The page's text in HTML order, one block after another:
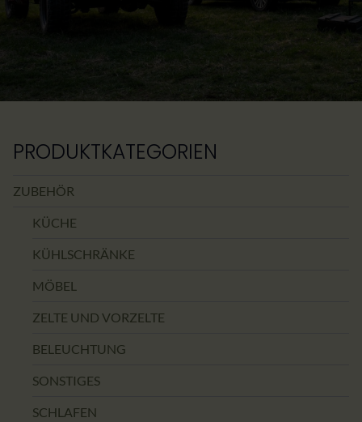
PRODUKTKATEGORIEN
ZUBEHÖR
KÜCHE
KÜHLSCHRÄNKE
MÖBEL
ZELTE UND VORZELTE
BELEUCHTUNG
SONSTIGES
SCHLAFEN